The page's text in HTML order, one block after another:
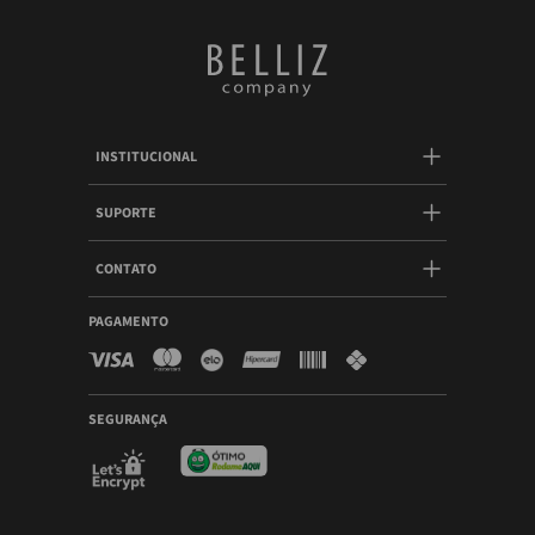
INSTITUCIONAL
SUPORTE
CONTATO
PAGAMENTO
SEGURANÇA